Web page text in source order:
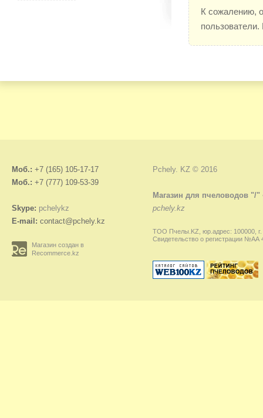
К сожалению,
Моб.: +7 (165) 105-17-17
Моб.: +7 (777) 109-53-39
Skype: pchelykz
E-mail: contact@pchely.kz
Магазин создан в
Recommerce.kz
Pchely. KZ © 2016
Магазин для пчеловодов "/"
pchely.kz
ТОО Пчелы.KZ, юр.адрес: 100000, г.
Свидетельство о регистрации №АА